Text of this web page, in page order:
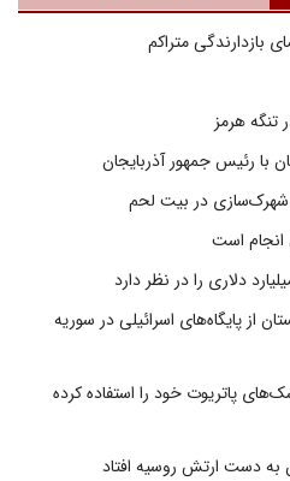
بازدارندگی متراکم
هرمز
با رئیس جمهور آذربایجان
در بیت‌ لحم
انجام است
از پایگاه‌های اسرائیلی در سوریه
درصد از موشک‌های پاتریوت خود را استفاده کرده
به دست ارتش روسیه افتاد